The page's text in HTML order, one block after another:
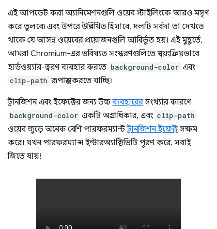
এই আপডেট করা অ্যানিমেশনগুলি ওয়েব স্টাইলিংকে আরও মসৃণ
করে তুলবে৷ এবং উপরে উল্লিখিত হিসাবে, দলটি সর্বদা তা দেখতে
থাকে যে আসন্ন ওয়েবের প্রয়োজনগুলি আবির্ভূত হয়। এই মুহূর্তে,
আমরা Chromium-এর ভবিষ্যত সংস্করণগুলিতে স্বয়ংক্রিয়ভাবে
হার্ডওয়্যার-ত্বরণ ব্যবহার করতে background-color এবং
clip-path রূপান্তর করতে যাচ্ছি।
ট্রানজিশন এবং ইফেক্টের জন্য উচ্চব্যবহারেরসংখ্যার কারণে
background-color একটি অগ্রাধিকার, এবং clip-path
ওয়েব জুড়ে অনেক বেশি পারফরম্যান্টট্রানজিশন ইফেক্ট সক্ষম
করে। যখন পারফরম্যান্স ইন্টারঅ্যাক্টিভিটি পূরণ করে, সবাই
জিতে যায়!